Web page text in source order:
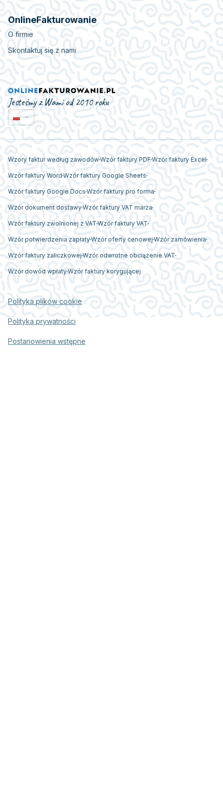
OnlineFakturowanie
O firmie
Skontaktuj się z nami
Jesteśmy z Wami od 2010 roku
Wzory faktur według zawodówWzór faktury PDF Wzór faktury Excel
Wzór faktury Word Wzór faktury Google Sheets
Wzór faktury Google Docs Wzór faktury pro forma
Wzór dokument dostawyWzór faktury VAT marża
Wzór faktury zwolnionej z VAT Wzór faktury VAT
Wzór potwierdzenia zapłatyWzór oferty cenowej Wzór zamówienia
Wzór faktury zaliczkowej Wzór odwrotne obciążenie VAT
Wzór dowód wpłatyWzór faktury korygującej
Polityka plików cookie
Polityka prywatności
Postanowienia wstępne